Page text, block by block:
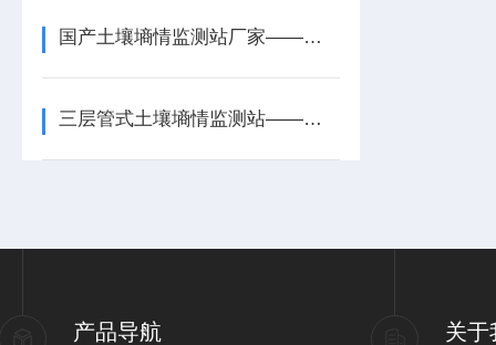
国产土壤墒情监测站厂家——一款补墒灌溉的一体式土壤墒情监测站2026
三层管式土壤墒情监测站——一款预警冻旱的四层管式土壤墒情监测站2026
产品导航 关于